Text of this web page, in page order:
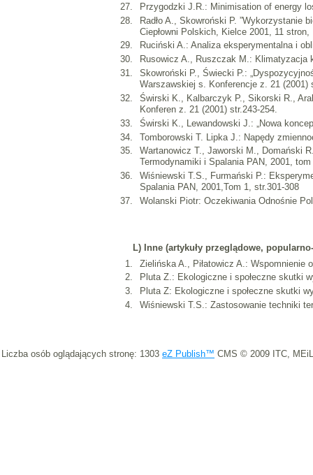
Przygodzki J.R.: Minimisation of energy
Radło A., Skowroński P. ”Wykorzystanie
Ciepłowni Polskich, Kielce 2001, 11
Ruciński A.: Analiza eksperymentalna i
Rusowicz A., Ruszczak M.: Klimatyzacja
Skowroński P., Świecki P.:
Warszawskiej s. Konferencje z. 21 (2001)
Świrski K., Kalbarczyk P., Sikorski R.,
Konferen z. 21 (2001) str.243-254.
Świrski K., Lewandowski J.: „Nowa
Tomborowski T. Lipka J.: Napędy
Wartanowicz T., Jaworski M., Domański
Termodynamiki i Spalania PAN, 2001,
Wiśniewski T.S., Furmański P.:
Spalania PAN, 2001,Tom 1, str.301-308
Wolanski Piotr: Oczekiwania Odnośnie
L) Inne (artykuły przeglądowe,
Zielińska A., Piłatowicz A.: Wspomnienie
Pluta Z.: Ekologiczne i społeczne skutki
Pluta Z: Ekologiczne i społeczne skutki
Wiśniewski T.S.: Zastosowanie techniki
Liczba osób oglądających stronę: 1303 eZ Publish™ CMS © 2009 ITC,